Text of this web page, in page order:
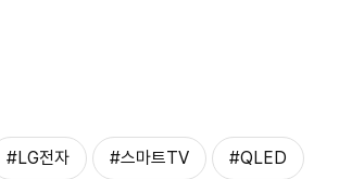
#LG전자 #스마트TV #QLED